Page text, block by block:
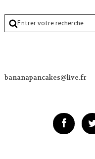
bananapancakes@live.fr